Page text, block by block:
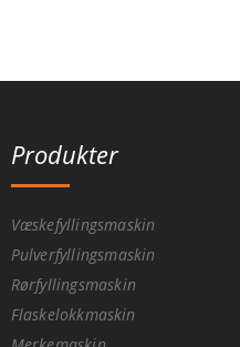
Produkter
Væskefyllingsmaskin
Pulverfyllingsmaskin
Rørfyllingsmaskin
Flaskelokkmaskin